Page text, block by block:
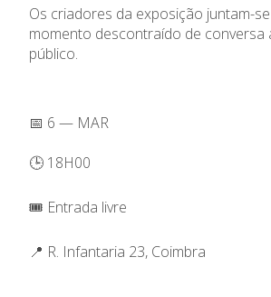
Os criadores da exposição juntam-
momento descontraído de conversa
público.
📅 6 — MAR
🕒 18H00
🎟️ Entrada livre
📍 R. Infantaria 23, Coimbra